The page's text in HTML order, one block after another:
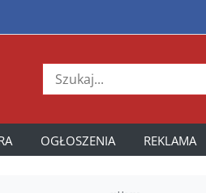
OGŁOSZENIA REKLAMA